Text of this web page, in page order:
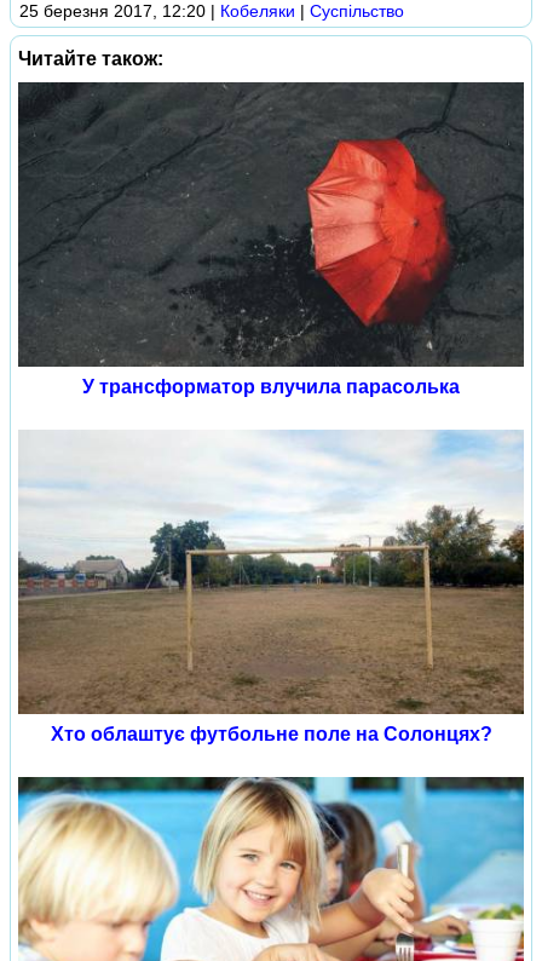
25 березня 2017, 12:20 | Кобеляки | Суспільство
Читайте також:
У трансформатор влучила парасолька
Хто облаштує футбольне поле на Солонцях?